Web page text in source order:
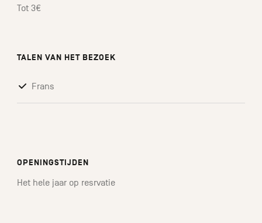
Tot 3€
TALEN VAN HET BEZOEK
Frans
OPENINGSTIJDEN
Het hele jaar op resrvatie